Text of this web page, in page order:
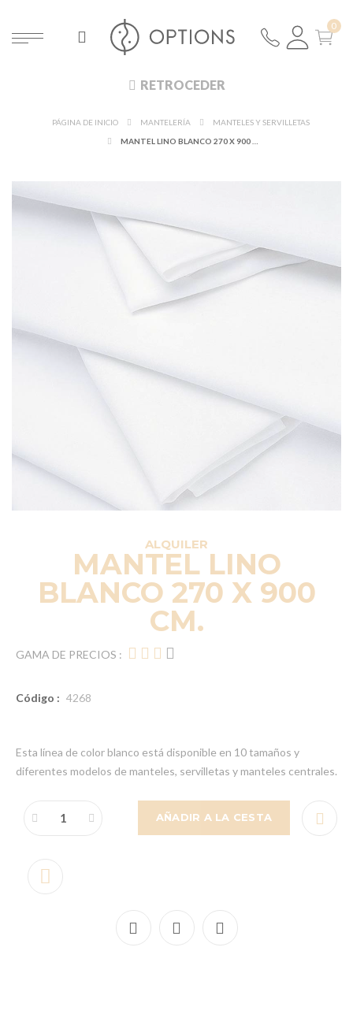
RETROCEDER
PÁGINA DE INICIO MANTELERÍA
MANTELES Y SERVILLETAS
ALQUILER
MANTEL LINO
BLANCO 270 X 900
CM.
GAMA DE PRECIOS :
Código : 4268
Esta línea de color blanco está disponible en 10 tamaños y
diferentes modelos de manteles, servilletas y manteles centrales.
AÑADIR A LA CESTA